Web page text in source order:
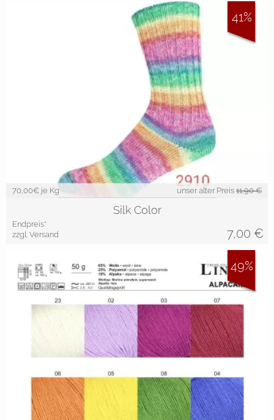
70,00€ je Kg unser alter Preis 11,90 €
Silk Color
Endpreis*
zzgl. Versand
7,00 €
41%
49%